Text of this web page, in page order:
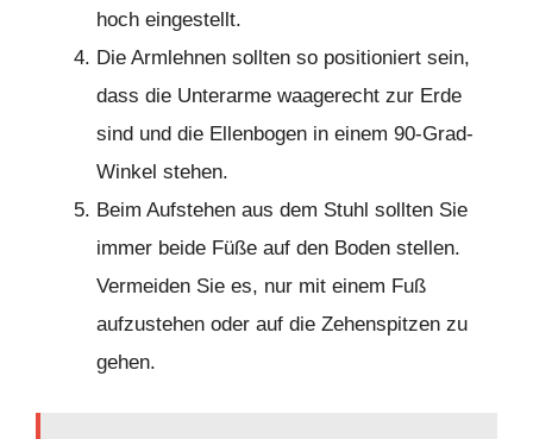
hoch eingestellt.
Die Armlehnen sollten so positioniert sein,
dass die Unterarme waagerecht zur Erde
sind und die Ellenbogen in einem 90-Grad-
Winkel stehen.
Beim Aufstehen aus dem Stuhl sollten Sie
immer beide Füße auf den Boden stellen.
Vermeiden Sie es, nur mit einem Fuß
aufzustehen oder auf die Zehenspitzen zu
gehen.